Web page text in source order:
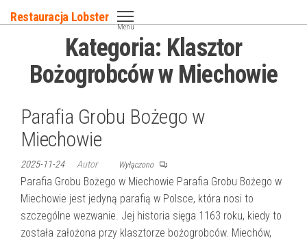
do
Restauracja Lobster
Menu
Kategoria: Klasztor
Bożogrobców w Miechowie
Parafia Grobu Bożego w
Miechowie
2025-11-24 Autor Wyłączono
Parafia Grobu Bożego w Miechowie Parafia Grobu Bożego w
Miechowie jest jedyną parafią w Polsce, która nosi to
szczególne wezwanie. Jej historia sięga 1163 roku, kiedy to
została założona przy klasztorze bożogrobców. Miechów,